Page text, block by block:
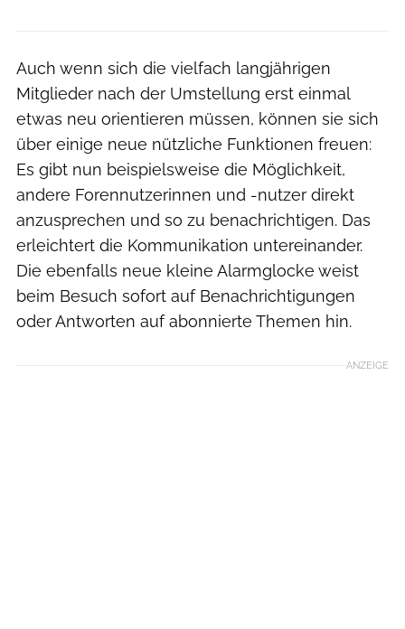
Auch wenn sich die vielfach langjährigen
Mitglieder nach der Umstellung erst einmal
etwas neu orientieren müssen, können sie sich
über einige neue nützliche Funktionen freuen:
Es gibt nun beispielsweise die Möglichkeit,
andere Forennutzerinnen und -nutzer direkt
anzusprechen und so zu benachrichtigen. Das
erleichtert die Kommunikation untereinander.
Die ebenfalls neue kleine Alarmglocke weist
beim Besuch sofort auf Benachrichtigungen
oder Antworten auf abonnierte Themen hin.
ANZEIGE